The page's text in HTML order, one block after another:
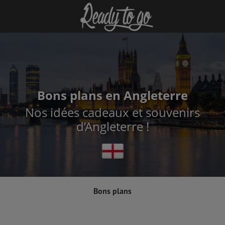
Bons plans en Angleterre
Nos idées cadeaux et souvenirs
d’Angleterre !
Bons plans